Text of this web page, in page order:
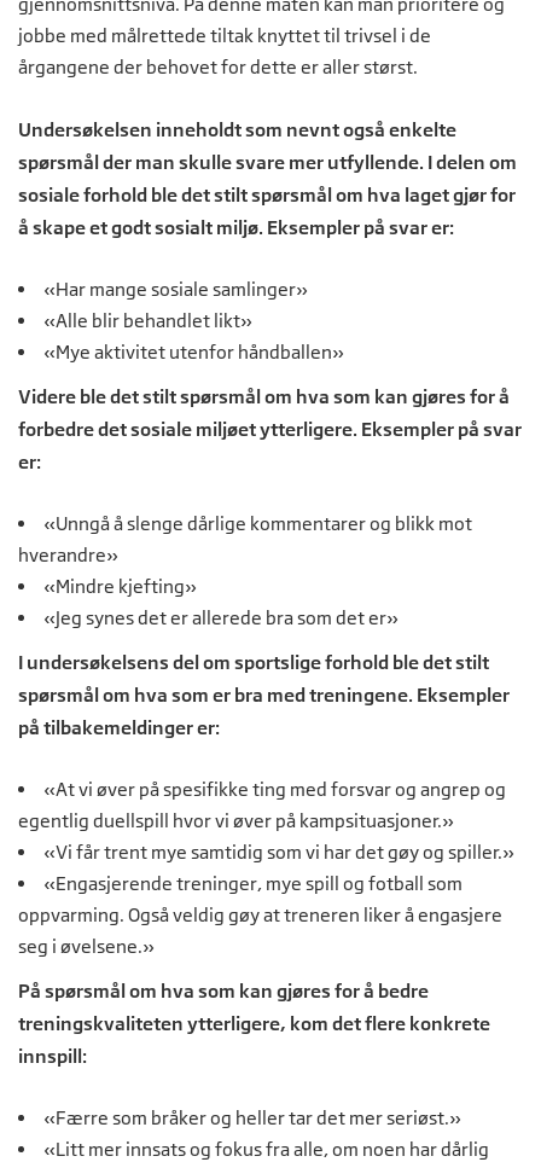
jobbe med målrettede tiltak knyttet til trivsel i de
årgangene der behovet for dette er aller størst.
Undersøkelsen inneholdt som nevnt også enkelte
spørsmål der man skulle svare mer utfyllende. I delen om
sosiale forhold ble det stilt spørsmål om hva laget gjør for
å skape et godt sosialt miljø. Eksempler på svar er:
«Har mange sosiale samlinger»
«Alle blir behandlet likt»
«Mye aktivitet utenfor håndballen»
Videre ble det stilt spørsmål om hva som kan gjøres for å
forbedre det sosiale miljøet ytterligere. Eksempler på svar
er:
«Unngå å slenge dårlige kommentarer og blikk mot
hverandre»
«Mindre kjefting»
«Jeg synes det er allerede bra som det er»
I undersøkelsens del om sportslige forhold ble det stilt
spørsmål om hva som er bra med treningene. Eksempler
på tilbakemeldinger er:
«At vi øver på spesifikke ting med forsvar og angrep og
egentlig duellspill hvor vi øver på kampsituasjoner.»
«Vi får trent mye samtidig som vi har det gøy og spiller.»
«Engasjerende treninger, mye spill og fotball som
oppvarming. Også veldig gøy at treneren liker å engasjere
seg i øvelsene.»
På spørsmål om hva som kan gjøres for å bedre
treningskvaliteten ytterligere, kom det flere konkrete
innspill:
«Færre som bråker og heller tar det mer seriøst.»
«Litt mer innsats og fokus fra alle, om noen har dårlig